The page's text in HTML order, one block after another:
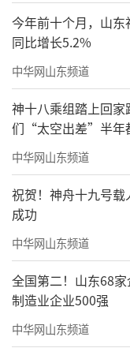
新成立的
中心，立足青
及“一带一路”
控、智慧港口
绿色低碳运输、
致力于构建高
物流工程、人
口经济深度交叉
可服务地方经济
字化、智能化、
今年前十个月，山
同比增长5.2%
中华网山东频道
神十八乘组踏上回
们“太空出差”半年
中华网山东频道
祝贺！神舟十九号
成功
中华网山东频道
全国第二！山东68
制造业企业500强
中华网山东频道